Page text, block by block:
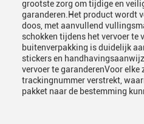
grootste zorg om tijdige en
garanderen.Het product wordt
doos, met aanvullend
schokken tijdens het vervoer te
buitenverpakking is duidelijk
stickers en
vervoer te garanderenVoor elke
trackingnummer verstrekt,
pakket naar de bestemming